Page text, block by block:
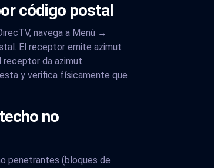
código postal
navega a Menú →
El receptor emite azimut
receptor da azimut
y verifica físicamente que
no
penetrantes (bloques de